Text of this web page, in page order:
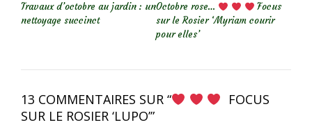
Travaux d’octobre au jardin : un
nettoyage succinct
Octobre rose…
Focus
sur le Rosier ‘Myriam courir
pour elles’
13 COMMENTAIRES SUR “
FOCUS
SUR LE ROSIER ‘LUPO’”